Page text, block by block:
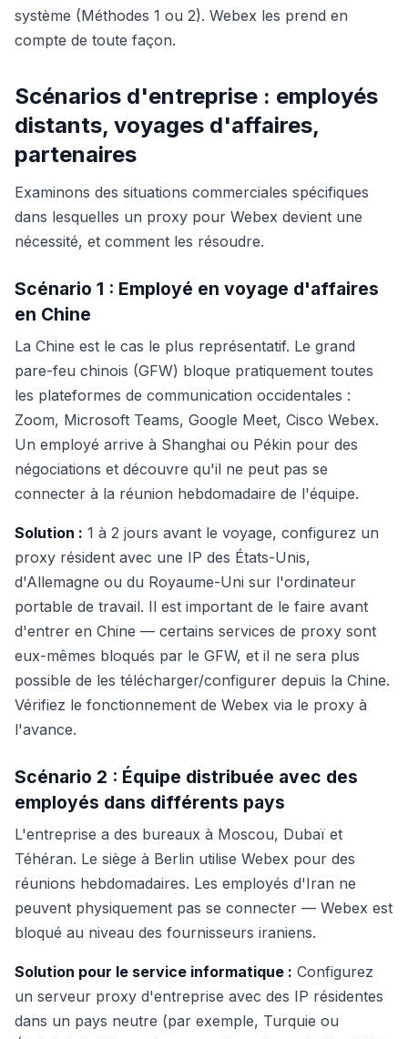
système (Méthodes 1 ou 2). Webex les prend en
compte de toute façon.
Scénarios d'entreprise : employés
distants, voyages d'affaires,
partenaires
Examinons des situations commerciales spécifiques
dans lesquelles un proxy pour Webex devient une
nécessité, et comment les résoudre.
Scénario 1 : Employé en voyage d'affaires
en Chine
La Chine est le cas le plus représentatif. Le grand
pare-feu chinois (GFW) bloque pratiquement toutes
les plateformes de communication occidentales :
Zoom, Microsoft Teams, Google Meet, Cisco Webex.
Un employé arrive à Shanghai ou Pékin pour des
négociations et découvre qu'il ne peut pas se
connecter à la réunion hebdomadaire de l'équipe.
Solution : 1 à 2 jours avant le voyage, configurez un
proxy résident avec une IP des États-Unis,
d'Allemagne ou du Royaume-Uni sur l'ordinateur
portable de travail. Il est important de le faire avant
d'entrer en Chine — certains services de proxy sont
eux-mêmes bloqués par le GFW, et il ne sera plus
possible de les télécharger/configurer depuis la Chine.
Vérifiez le fonctionnement de Webex via le proxy à
l'avance.
Scénario 2 : Équipe distribuée avec des
employés dans différents pays
L'entreprise a des bureaux à Moscou, Dubaï et
Téhéran. Le siège à Berlin utilise Webex pour des
réunions hebdomadaires. Les employés d'Iran ne
peuvent physiquement pas se connecter — Webex est
bloqué au niveau des fournisseurs iraniens.
Solution pour le service informatique : Configurez
un serveur proxy d'entreprise avec des IP résidentes
dans un pays neutre (par exemple, Turquie ou